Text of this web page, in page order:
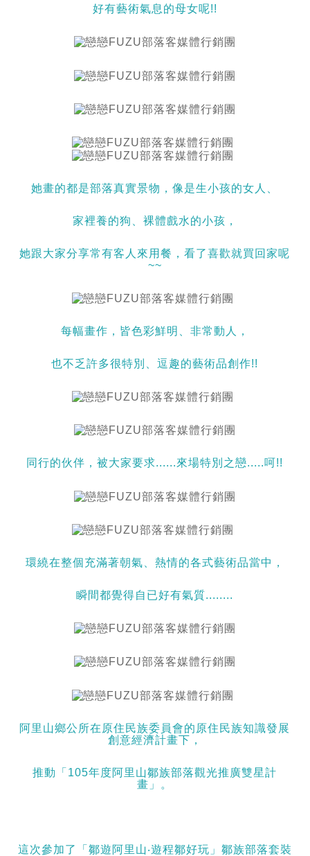
好有藝術氣息的母女呢!!
她畫的都是部落真實景物，像是生小孩的女人、
家裡養的狗、裸體戲水的小孩，
她跟大家分享常有客人來用餐，看了喜歡就買回家呢
~~
每幅畫作，皆色彩鮮明、非常動人，
也不乏許多很特別、逗趣的藝術品創作!!
同行的伙伴，被大家要求......來場特別之戀.....呵!!
環繞在整個充滿著朝氣、熱情的各式藝術品當中，
瞬間都覺得自已好有氣質........
阿里山鄉公所在原住民族委員會的原住民族知識發展
創意經濟計畫下，
推動「105年度阿里山鄒族部落觀光推廣雙星計
畫」。
這次參加了「鄒遊阿里山‧遊程鄒好玩」鄒族部落套裝